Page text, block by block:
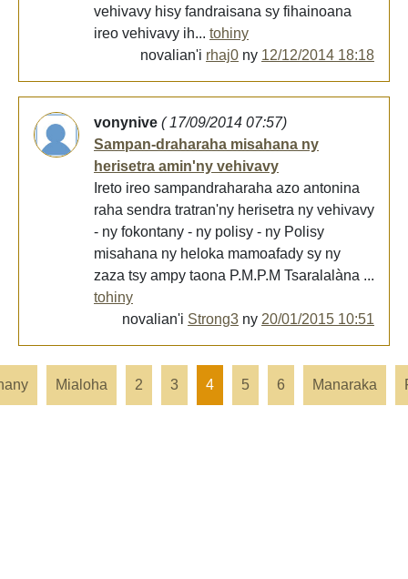
vehivavy hisy fandraisana sy fihainoana
ireo vehivavy ih... tohiny
novalian'i rhaj0 ny 12/12/2014 18:18
vonynive ( 17/09/2014 07:57)
Sampan-draharaha misahana ny
herisetra amin'ny vehivavy
Ireto ireo sampandraharaha azo antonina
raha sendra tratran'ny herisetra ny vehivavy
- ny fokontany - ny polisy - ny Polisy
misahana ny heloka mamoafady sy ny
zaza tsy ampy taona P.M.P.M Tsaralalàna ...
tohiny
novalian'i Strong3 ny 20/01/2015 10:51
Mialoha 2 3 4 5 6 Manaraka